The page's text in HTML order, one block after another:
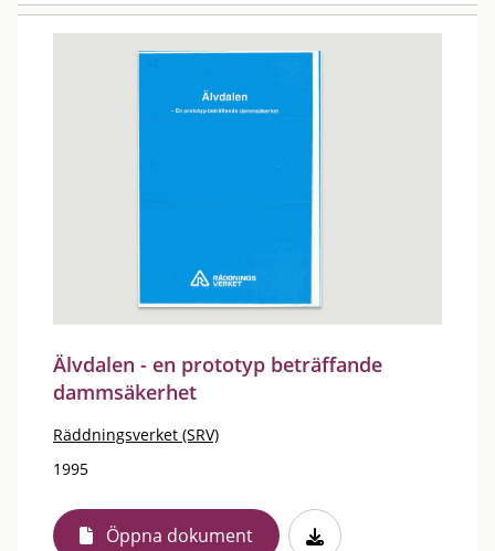
Älvdalen - en prototyp beträffande
dammsäkerhet
Räddningsverket (SRV)
1995
Öppna dokument